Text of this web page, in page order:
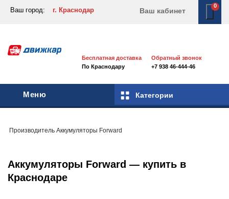
Ваш город: г. Краснодар Ваш кабинет
0
Бесплатная доставка
По Краснодару
Обратный звонок
+7 938 46-444-46
Меню Категории
Производитель Аккумуляторы Forward
Аккумуляторы Forward — купить в
Краснодаре